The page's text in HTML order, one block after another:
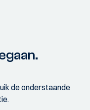
de onderstaande